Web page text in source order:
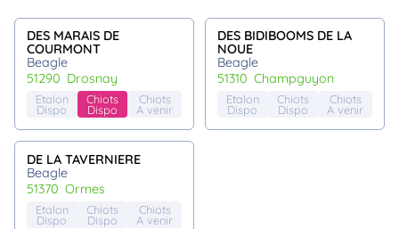
Connexion
DES MARAIS DE
COURMONT
Beagle
51290
drosnay
Etalon
Dispo
Chiots
Dispo
Chiots
A venir
DES BIDIBOOMS DE LA
NOUE
Beagle
51310
champguyon
Etalon
Dispo
Chiots
Dispo
Chiots
A venir
DE LA TAVERNIERE
Beagle
51370
ormes
Etalon
Dispo
Chiots
Dispo
Chiots
A venir